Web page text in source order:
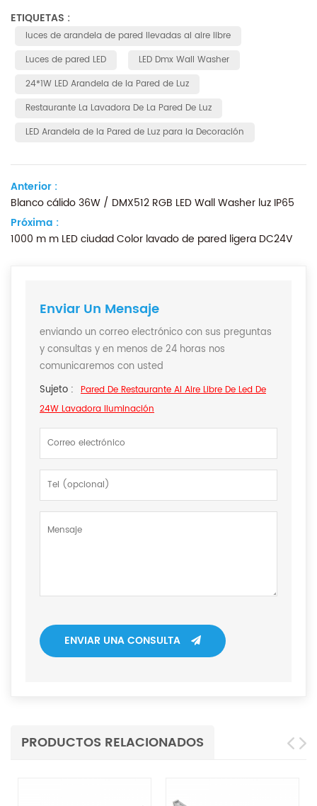
ETIQUETAS :
luces de arandela de pared llevadas al aire libre
Luces de pared LED
LED Dmx Wall Washer
24*1W LED Arandela de la Pared de Luz
Restaurante La Lavadora De La Pared De Luz
LED Arandela de la Pared de Luz para la Decoración
Anterior :
Blanco cálido 36W / DMX512 RGB LED Wall Washer luz IP65
Próxima :
1000 m m LED ciudad Color lavado de pared ligera DC24V
Enviar Un Mensaje
enviando un correo electrónico con sus preguntas
y consultas y en menos de 24 horas nos
comunicaremos con usted
Sujeto : Pared De Restaurante Al Aire Libre De Led De
24W Lavadora Iluminación
ENVIAR UNA CONSULTA
PRODUCTOS RELACIONADOS